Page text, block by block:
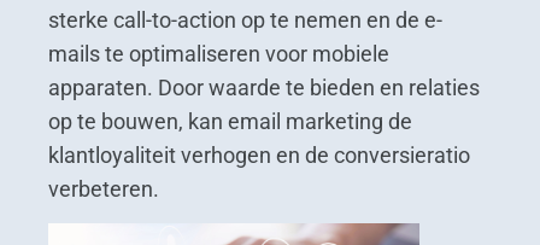
sterke call-to-action op te nemen en de e-
mails te optimaliseren voor mobiele
apparaten. Door waarde te bieden en relaties
op te bouwen, kan email marketing de
klantloyaliteit verhogen en de conversieratio
verbeteren.